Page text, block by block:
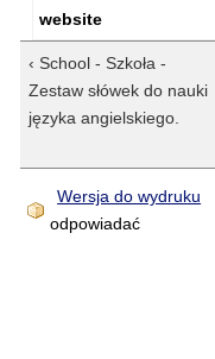
website
‹ School - Szkoła -
Zestaw słówek do nauki
języka angielskiego.
Wersja do wydruku
odpowiadać